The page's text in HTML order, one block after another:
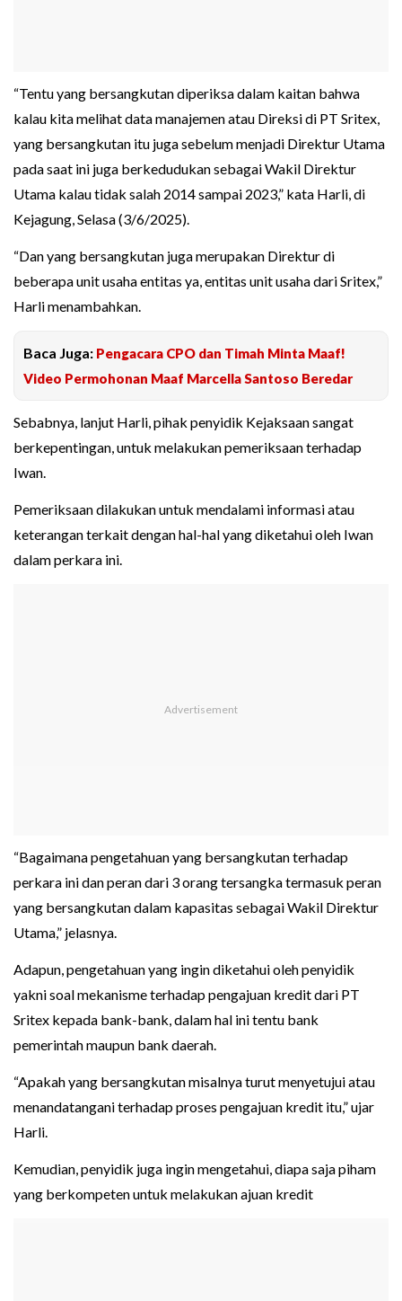
“Tentu yang bersangkutan diperiksa dalam kaitan bahwa
kalau kita melihat data manajemen atau Direksi di PT Sritex,
yang bersangkutan itu juga sebelum menjadi Direktur Utama
pada saat ini juga berkedudukan sebagai Wakil Direktur
Utama kalau tidak salah 2014 sampai 2023,” kata Harli, di
Kejagung, Selasa (3/6/2025).
“Dan yang bersangkutan juga merupakan Direktur di
beberapa unit usaha entitas ya, entitas unit usaha dari Sritex,”
Harli menambahkan.
Baca Juga: Pengacara CPO dan Timah Minta Maaf!
Video Permohonan Maaf Marcella Santoso Beredar
Sebabnya, lanjut Harli, pihak penyidik Kejaksaan sangat
berkepentingan, untuk melakukan pemeriksaan terhadap
Iwan.
Pemeriksaan dilakukan untuk mendalami informasi atau
keterangan terkait dengan hal-hal yang diketahui oleh Iwan
dalam perkara ini.
“Bagaimana pengetahuan yang bersangkutan terhadap
perkara ini dan peran dari 3 orang tersangka termasuk peran
yang bersangkutan dalam kapasitas sebagai Wakil Direktur
Utama,” jelasnya.
Adapun, pengetahuan yang ingin diketahui oleh penyidik
yakni soal mekanisme terhadap pengajuan kredit dari PT
Sritex kepada bank-bank, dalam hal ini tentu bank
pemerintah maupun bank daerah.
“Apakah yang bersangkutan misalnya turut menyetujui atau
menandatangani terhadap proses pengajuan kredit itu,” ujar
Harli.
Kemudian, penyidik juga ingin mengetahui, diapa saja piham
yang berkompeten untuk melakukan ajuan kredit